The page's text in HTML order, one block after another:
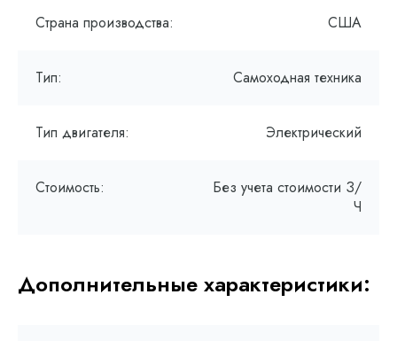
Страна производства: США
Тип: Самоходная техника
Тип двигателя: Электрический
Стоимость:
Без учета стоимости З/
Ч
Дополнительные характеристики: